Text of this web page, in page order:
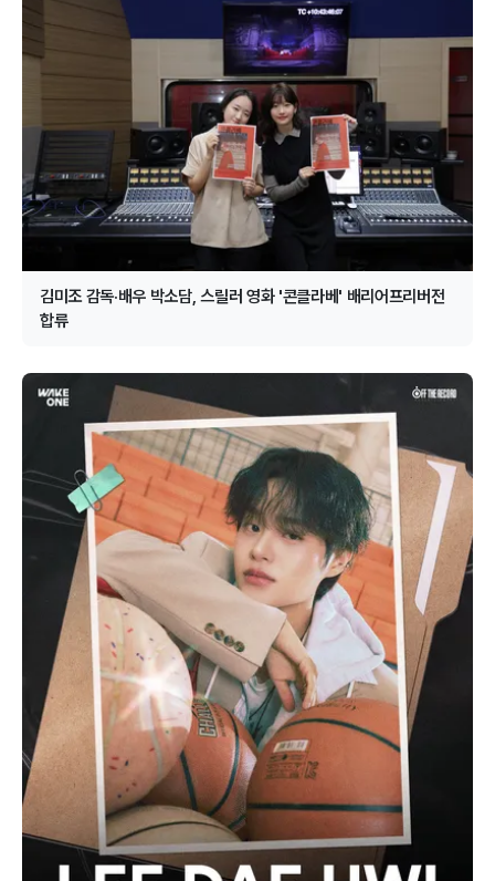
김미조 감독·배우 박소담, 스릴러 영화 '콘클라베' 배리어프리버전
합류